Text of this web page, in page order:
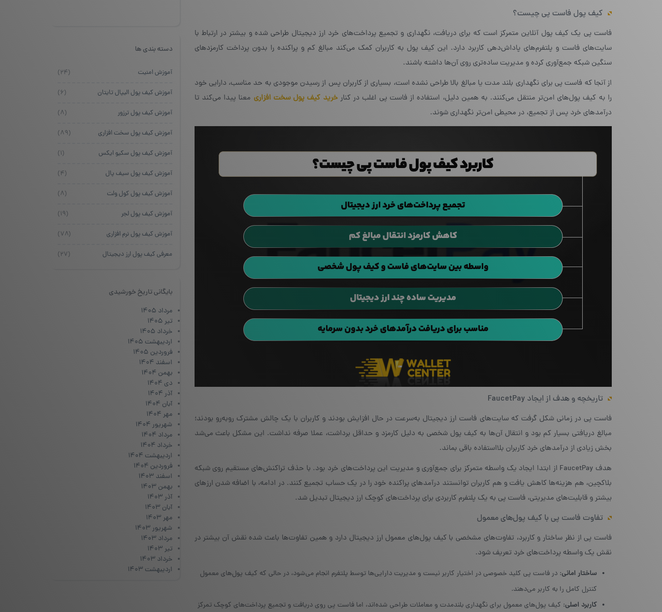
کیف پول فاست پی چیست؟
فاست پی یک کیف پول آنلاین متمرکز است که برای دریافت، نگهداری و تجمیع پرداخت‌های خرد ارز دیجیتال طراحی شده و بیشتر در ارتباط با
سایت‌های فاست و پلتفرم‌های پاداش‌دهی کاربرد دارد. این کیف پول به کاربران کمک می‌کند مبالغ کم و پراکنده را بدون پرداخت کارمزدهای
سنگین شبکه جمع‌آوری کرده و مدیریت ساده‌تری روی آن‌ها داشته باشند.
از آنجا که فاست پی برای نگهداری بلند مدت یا مبالغ بالا طراحی نشده است، بسیاری از کاربران پس از رسیدن موجودی به حد مناسب، دارایی خود
را به کیف پول‌های امن‌تر منتقل می‌کنند. به همین دلیل، استفاده از فاست پی اغلب در کنارخرید کیف پول سخت افزاری معنا پیدا می‌کند تا
درآمدهای خرد پس از تجمیع، در محیطی امن‌تر نگهداری شوند.
تاریخچه و هدف از ایجاد FaucetPay
فاست پی در زمانی شکل گرفت که سایت‌های فاست ارز دیجیتال به‌سرعت در حال افزایش بودند و کاربران با یک چالش مشترک روبه‌رو بودند؛
مبالغ دریافتی بسیار کم بود و انتقال آن‌ها به کیف پول شخصی به دلیل کارمزد و حداقل برداشت، عملا صرفه نداشت. این مشکل باعث می‌شد
بخش زیادی از درآمدهای خرد کاربران بلااستفاده باقی بماند.
هدف FaucetPay از ابتدا ایجاد یک واسطه متمرکز برای جمع‌آوری و مدیریت این پرداخت‌های خرد بود. با حذف تراکنش‌های مستقیم روی شبکه
بلاکچین، هم هزینه‌ها کاهش یافت و هم کاربران توانستند درآمدهای پراکنده خود را در یک حساب تجمیع کنند. در ادامه، با اضافه شدن ارزهای
بیشتر و قابلیت‌های مدیریتی، فاست پی به یک پلتفرم کاربردی برای پرداخت‌های کوچک ارز دیجیتال تبدیل شد.
تفاوت فاست پی با کیف پول‌های معمول
فاست پی از نظر ساختار و کاربرد، تفاوت‌های مشخصی با کیف پول‌های معمول ارز دیجیتال دارد و همین تفاوت‌ها باعث شده نقش آن بیشتر در
نقش یک واسطه پرداخت‌های خرد تعریف شود.
ساختار امانی: در فاست پی کلید خصوصی در اختیار کاربر نیست و مدیریت دارایی‌ها توسط پلتفرم انجام می‌شود، در حالی که کیف پول‌های معمول
کنترل کامل را به کاربر می‌دهند.
کاربرد اصلی: کیف پول‌های معمول برای نگهداری بلندمدت و معاملات طراحی شده‌اند، اما فاست پی روی دریافت و تجمیع پرداخت‌های کوچک تمرکز
دسته بندی ها
آموزش امنیت (۲۴)
آموزش کیف پول الیپال تایتان (۶)
آموزش کیف پول ترزور (۸)
آموزش کیف پول سخت افزاری (۸۹)
آموزش کیف پول سکیو ایکس (۱)
آموزش کیف پول سیف پال (۴)
آموزش کیف پول کول ولت (۸)
آموزش کیف پول لجر (۱۹)
آموزش کیف پول نرم افزاری (۷۸)
معرفی کیف پول ارز دیجیتال (۲۷)
بایگانی تاریخ خورشیدی
مرداد ۱۴۰۵
تیر ۱۴۰۵
خرداد ۱۴۰۵
اردیبهشت ۱۴۰۵
فروردین ۱۴۰۵
اسفند ۱۴۰۴
بهمن ۱۴۰۴
دی ۱۴۰۴
آذر ۱۴۰۴
آبان ۱۴۰۴
مهر ۱۴۰۴
شهریور ۱۴۰۴
مرداد ۱۴۰۴
خرداد ۱۴۰۴
اردیبهشت ۱۴۰۴
فروردین ۱۴۰۴
اسفند ۱۴۰۳
بهمن ۱۴۰۳
آذر ۱۴۰۳
آبان ۱۴۰۳
مهر ۱۴۰۳
شهریور ۱۴۰۳
مرداد ۱۴۰۳
تیر ۱۴۰۳
خرداد ۱۴۰۳
اردیبهشت ۱۴۰۳